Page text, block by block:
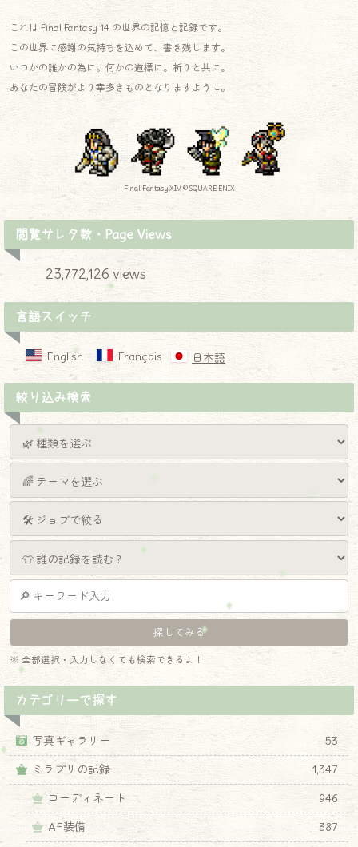
これは Final Fantasy 14 の世界の記憶と記録です。
この世界に感謝の気持ちを込めて、書き残します。
いつかの誰かの為に。何かの道標に。祈りと共に。
あなたの冒険がより幸多きものとなりますように。
Final Fantasy XIV © SQUARE ENIX
閲覧サレタ数・Page Views
23,772,126 views
言語スイッチ
English Français 日本語
絞り込み検索
※ 全部選択・入力しなくても検索できるよ！
カテゴリーで探す
写真ギャラリー
53
ミラプリの記録
1,347
コーディネート
946
AF装備
387